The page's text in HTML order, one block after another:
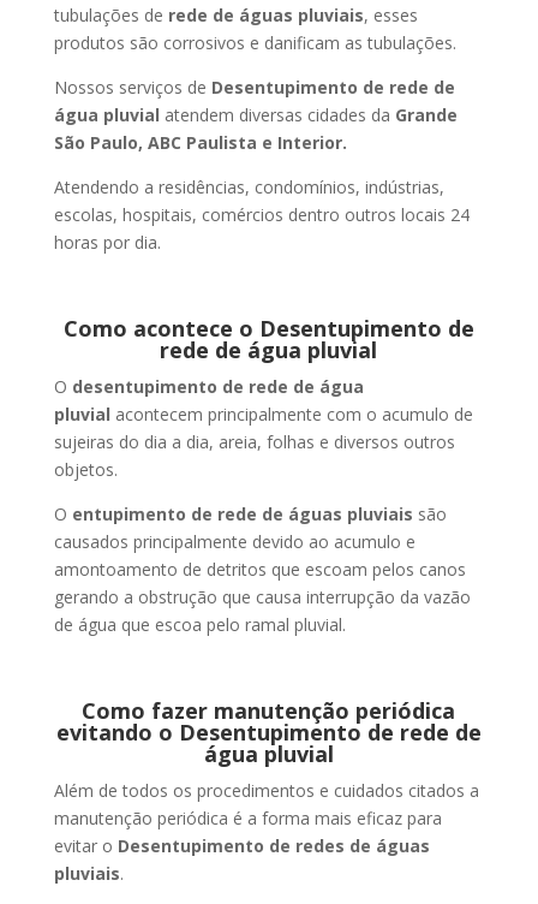
tubulações de rede de águas pluviais, esses
produtos são corrosivos e danificam as tubulações.
Nossos serviços de Desentupimento de rede de
água pluvial atendem diversas cidades da Grande
São Paulo, ABC Paulista e Interior.
Atendendo a residências, condomínios, indústrias,
escolas, hospitais, comércios dentro outros locais 24
horas por dia.
Como acontece o Desentupimento de
rede de água pluvial
O desentupimento de rede de água
pluvial acontecem principalmente com o acumulo de
sujeiras do dia a dia, areia, folhas e diversos outros
objetos.
O entupimento de rede de águas pluviais são
causados principalmente devido ao acumulo e
amontoamento de detritos que escoam pelos canos
gerando a obstrução que causa interrupção da vazão
de água que escoa pelo ramal pluvial.
Como fazer manutenção periódica
evitando o Desentupimento de rede de
água pluvial
Além de todos os procedimentos e cuidados citados a
manutenção periódica é a forma mais eficaz para
evitar o Desentupimento de redes de águas
pluviais.